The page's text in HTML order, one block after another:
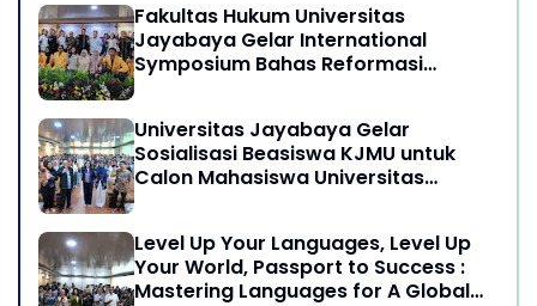
Sukamandi Masagi - Kabupaten
Subang, Jawa Barat
Fakultas Hukum Universitas
Jayabaya Gelar International
Symposium Bahas Reformasi
Universitas Jayabaya Gelar
Sosialisasi Beasiswa KJMU untuk
Calon Mahasiswa Universitas
Level Up Your Languages, Level Up
Your World, Passport to Success :
Mastering Languages for A Global